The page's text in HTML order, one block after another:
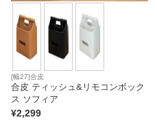
[幅27]合皮
合皮 ティッシュ&リモコンボック
ス ソフィア
¥2,299